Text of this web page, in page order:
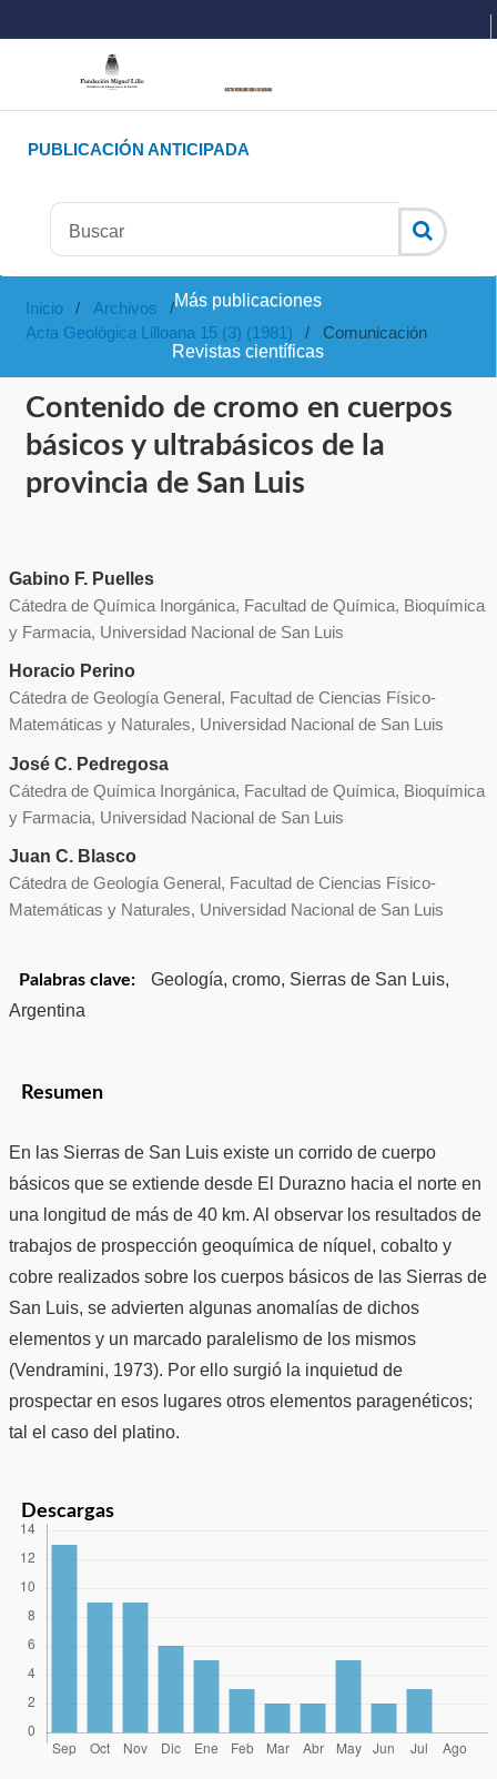
Más publicaciones
Revistas científicas
PUBLICACIÓN ANTICIPADA
Inicio / Archivos
/
Acta Geológica Lilloana 15 (3) (1981)
/ Comunicación
Contenido de cromo en cuerpos
básicos y ultrabásicos de la
provincia de San Luis
Gabino F. Puelles
Cátedra de Química Inorgánica, Facultad de Química, Bioquímica
y Farmacia, Universidad Nacional de San Luis
Horacio Perino
Cátedra de Geología General, Facultad de Ciencias Físico-
Matemáticas y Naturales, Universidad Nacional de San Luis
José C. Pedregosa
Cátedra de Química Inorgánica, Facultad de Química, Bioquímica
y Farmacia, Universidad Nacional de San Luis
Juan C. Blasco
Cátedra de Geología General, Facultad de Ciencias Físico-
Matemáticas y Naturales, Universidad Nacional de San Luis
Palabras clave:
Geología, cromo, Sierras de San Luis,
Argentina
Resumen
En las Sierras de San Luis existe un corrido de cuerpo
básicos que se extiende desde El Durazno hacia el norte en
una longitud de más de 40 km. Al observar los resultados de
trabajos de prospección geoquímica de níquel, cobalto y
cobre realizados sobre los cuerpos básicos de las Sierras de
San Luis, se advierten algunas anomalías de dichos
elementos y un marcado paralelismo de los mismos
(Vendramini, 1973). Por ello surgió la inquietud de
prospectar en esos lugares otros elementos paragenéticos;
tal el caso del platino.
Descargas